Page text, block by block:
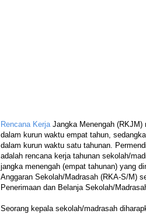
Rencana KerjaJangka Menengah (RKJM)
dalam kurun waktu empat tahun,
dalam kurun waktu satu tahunan.
adalah rencana kerja tahunan sekolah/
jangka menengah (empat tahunan) yang
Anggaran Sekolah/Madrasah (RKA-S/M)
Penerimaan dan Belanja Sekolah/
Seorang kepala sekolah/madrasah